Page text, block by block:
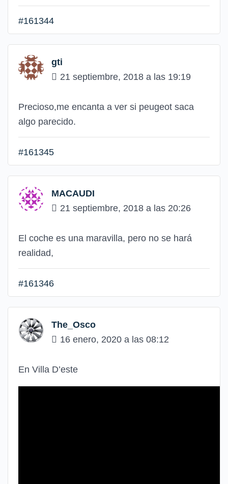
#161344
gti
21 septiembre, 2018 a las 19:19
Precioso,me encanta a ver si peugeot saca
algo parecido.
#161345
MACAUDI
21 septiembre, 2018 a las 20:26
El coche es una maravilla, pero no se hará
realidad,
#161346
The_Osco
16 enero, 2020 a las 08:12
En Villa D’este